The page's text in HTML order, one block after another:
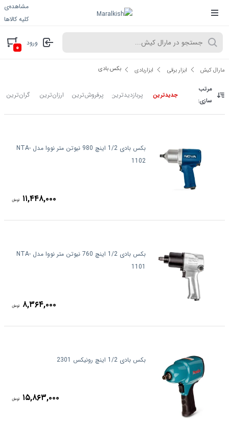
مشاهده‌ی
کلیه کالاها
ورود ۰
مارال کیش ابزار برقی ابزاربادی بکس بادی
مرتب
سازی:
جدیدترین پربازدیدترین پرفروش‌ترین ارزان‌ترین گران‌ترین
بکس بادی 1/2 اینچ 980 نیوتن متر نووا مدل NTA-
1102
۱۱,۴۴۸,۰۰۰ تومان
بکس بادی 1/2 اینچ 760 نیوتن متر نووا مدل NTA-
1101
۸,۳۶۴,۰۰۰ تومان
بکس بادی 1/2 اینچ رونیکس 2301
۱۵,۸۶۳,۰۰۰ تومان